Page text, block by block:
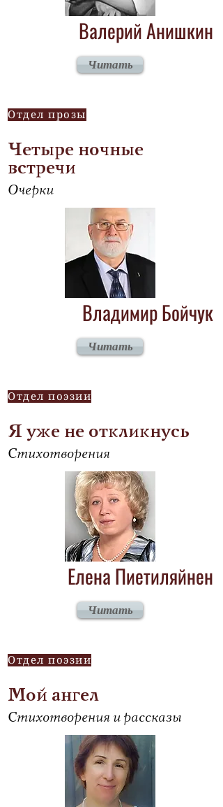
Валерий Анишкин
Читать
Отдел прозы
Четыре ночные
встречи
Очерки
Владимир Бойчук
Читать
Отдел поэзии
Я уже не откликнусь
Стихотворения
Елена Пиетиляйнен
Читать
Отдел поэзии
Мой ангел
Стихотворения и рассказы